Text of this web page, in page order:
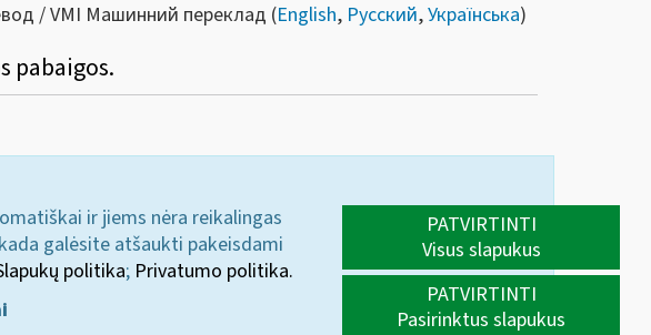
/ VMI Машинний переклад (English, Русский,Українська)
pabaigos.
ir jiems nėra reikalingas
galėsite atšaukti pakeisdami
politika; Privatumo politika.
PATVIRTINTI
Visus slapukus
PATVIRTINTI
Pasirinktus slapukus